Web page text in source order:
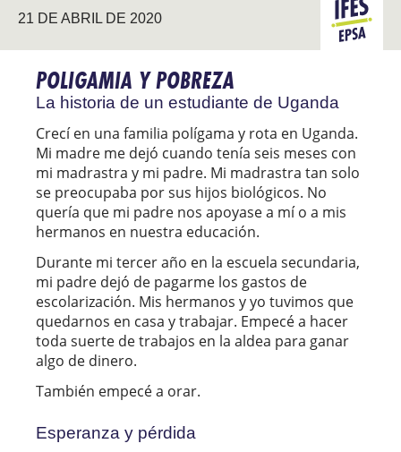
21 DE ABRIL DE 2020 EPSA
POLIGAMIA Y POBREZA
La historia de un estudiante de Uganda
Crecí en una familia polígama y rota en Uganda.
Mi madre me dejó cuando tenía seis meses con
mi madrastra y mi padre. Mi madrastra tan solo
se preocupaba por sus hijos biológicos. No
quería que mi padre nos apoyase a mí o a mis
hermanos en nuestra educación.
Durante mi tercer año en la escuela secundaria,
mi padre dejó de pagarme los gastos de
escolarización. Mis hermanos y yo tuvimos que
quedarnos en casa y trabajar. Empecé a hacer
toda suerte de trabajos en la aldea para ganar
algo de dinero.
También empecé a orar.
Esperanza y pérdida